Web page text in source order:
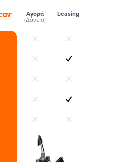
Αγορά
(Δάνειο)
Leasing